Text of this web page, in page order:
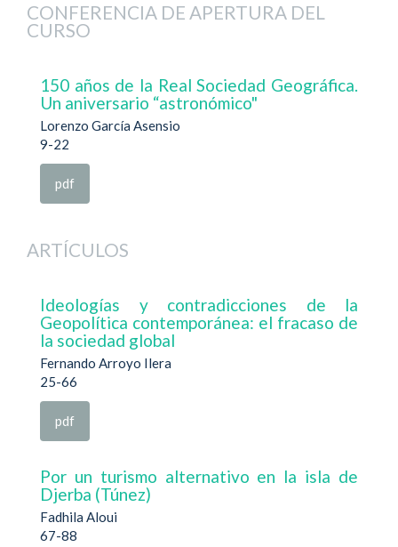
CONFERENCIA DE APERTURA DEL
CURSO
150 años de la Real Sociedad Geográfica.
Un aniversario “astronómico"
Lorenzo García Asensio
9-22
pdf
ARTÍCULOS
Ideologías y contradicciones de la
Geopolítica contemporánea: el fracaso de
la sociedad global
Fernando Arroyo Ilera
25-66
pdf
Por un turismo alternativo en la isla de
Djerba (Túnez)
Fadhila Aloui
67-88